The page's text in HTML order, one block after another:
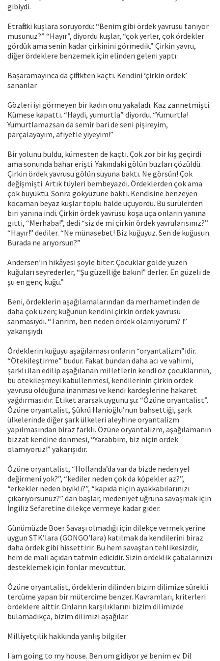
gibiydi.
Etraftaki kuşlara soruyordu: “Benim gibi ördek yavrusu tanıyor
musunuz?” “Hayır”, diyordu kuşlar, “çok yerler, çok ördekler
gördük ama senin kadar çirkinini görmedik.” Çirkin yavru,
diğer ördeklere benzemek için elinden geleni yaptı.
Başaramayınca da çiftlikten kaçtı. Kendini ‘çirkin ördek’
sananlar
Gözleri iyi görmeyen bir kadın onu yakaladı. Kaz zannetmişti.
Kümese kapattı. “Haydi, yumurtla” diyordu. “Yumurtla!
Yumurtlamazsan da semir bari de seni pişireyim,
parçalayayım, afiyetle yiyeyim!”
Bir yolunu buldu, kümesten de kaçtı. Çok zor bir kış geçirdi
ama sonunda bahar erişti. Yakındaki gölün buzları çözüldü.
Çirkin ördek yavrusu gölün suyuna baktı. Ne görsün! Çok
değişmişti. Artık tüyleri bembeyazdı. Ördeklerden çok ama
çok büyüktü. Sonra gökyüzüne baktı. Kendisine benzeyen
kocaman beyaz kuşlar toplu halde uçuyordu. Bu sürülerden
biri yanına indi. Çirkin ördek yavrusu koşa uça onların yanına
gitti, “Merhaba!”, dedi “siz de mi çirkin ördek yavrularısınız?”
“Hayır!” dediler. “Ne münasebet! Biz kuğuyuz. Sen de kuğusun.
Burada ne arıyorsun?”
Andersen’in hikâyesi şöyle biter: Çocuklar gölde yüzen
kuğuları seyrederler, “Şu güzelliğe bakın!” derler. En güzeli de
şu en genç kuğu.”
Beni, ördeklerin aşağılamalarından da merhametinden de
daha çok üzen; kuğunun kendini çirkin ördek yavrusu
sanmasıydı. “Tanrım, ben neden ördek olamıyorum? !”
yakarışıydı.
Ördeklerin kuğuyu aşağılaması onların “oryantalizm”idir.
“Ötekileştirme” budur. Fakat bundan daha acı ve vahimi,
şarklı ilan edilip aşağılanan milletlerin kendi öz çocuklarının,
bu ötekileşmeyi kabullenmesi, kendilerinin çirkin ördek
yavrusu olduğuna inanması ve kendi kardeşlerine hakaret
yağdırmasıdır. Etiket ararsak uygunu şu: “Özüne oryantalist”.
Özüne oryantalist, Şükrü Hanioğlu’nun bahsettiği, şark
ülkelerinde diğer şark ülkeleri aleyhine oryantalizm
yapılmasından biraz farklı. Özüne oryantalizm, aşağılamanın
bizzat kendine dönmesi, “Yarabbim, biz niçin ördek
olamıyoruz!” yakarışıdır.
Özüne oryantalist, “Hollanda’da var da bizde neden yel
değirmeni yok?”, “kediler neden çok da köpekler az?”,
“erkekler neden bıyıklı?”, “kapıda niçin ayakkabılarınızı
çıkarıyorsunuz?” dan başlar, medeniyet uğruna savaşmak için
İngiliz Sefaretine dilekçe vermeye kadar gider.
Günümüzde Boer Savaşı olmadığı için dilekçe vermek yerine
uygun STK’lara (GONGO’lara) katılmak da kendilerini biraz
daha ördek gibi hissettirir. Bu hem savaştan tehlikesizdir,
hem de mali açıdan tatmin edicidir. Sizin ördeklik çabalarınızı
desteklemek için fonlar mevcuttur.
Özüne oryantalist, ördeklerin dilinden bizim dilimize sürekli
tercüme yapan bir mütercime benzer. Kavramları, kriterleri
ördeklere aittir. Onların karşılıklarını bizim dilimizde
bulamadıkça, bizim dilimizi aşağılar.
Milliyetçilik hakkında yanlış bilgiler
I am going to my house. Ben um gidiyor ye benim ev. Dil